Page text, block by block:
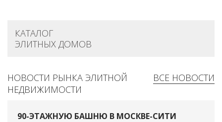
КАТАЛОГ
ЭЛИТНЫХ ДОМОВ
ВСЕ НОВОСТИ
НОВОСТИ РЫНКА ЭЛИТНОЙ
НЕДВИЖИМОСТИ
90-ЭТАЖНУЮ БАШНЮ В МОСКВЕ-СИТИ